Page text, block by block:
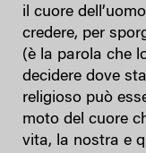
il cuore
credere, per
(è la parola che
decidere dove
religioso può
moto del cuore
vita, la nostra e